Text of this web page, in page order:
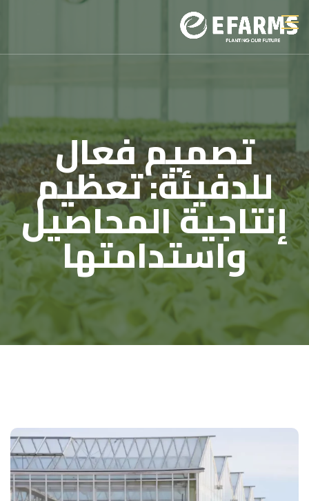
تصميم فعال
للدفيئة: تعظيم
إنتاجية المحاصيل
واستدامتها